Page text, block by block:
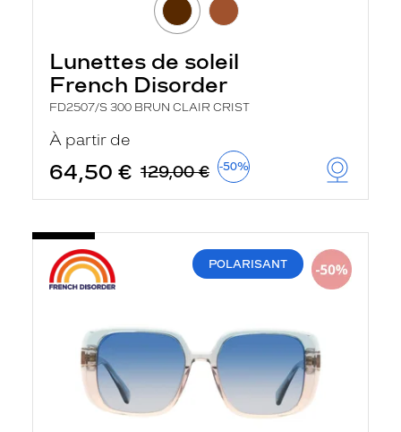
Lunettes de soleil
French Disorder
FD2507/S 300 BRUN CLAIR CRIST
À partir de
64,50 € 129,00 € -50%
POLARISANT